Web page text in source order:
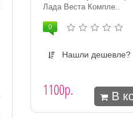
Лада Веста Компле..
0
Нашли дешевле?
1100р. В